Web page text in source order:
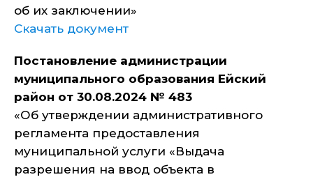
об их заключении»
Скачать документ
Постановление администрации
муниципального образования Ейский
район от 30.08.2024 № 483
«Об утверждении административного
регламента предоставления
муниципальной услуги «Выдача
разрешения на ввод объекта в